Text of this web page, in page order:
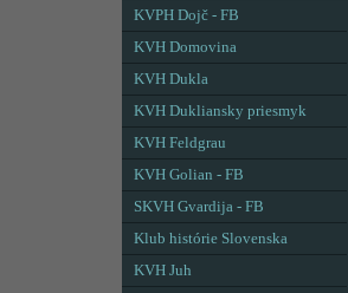
KVPH Dojč - FB
KVH Domovina
KVH Dukla
KVH Dukliansky priesmyk
KVH Feldgrau
KVH Golian - FB
SKVH Gvardija - FB
Klub histórie Slovenska
KVH Juh